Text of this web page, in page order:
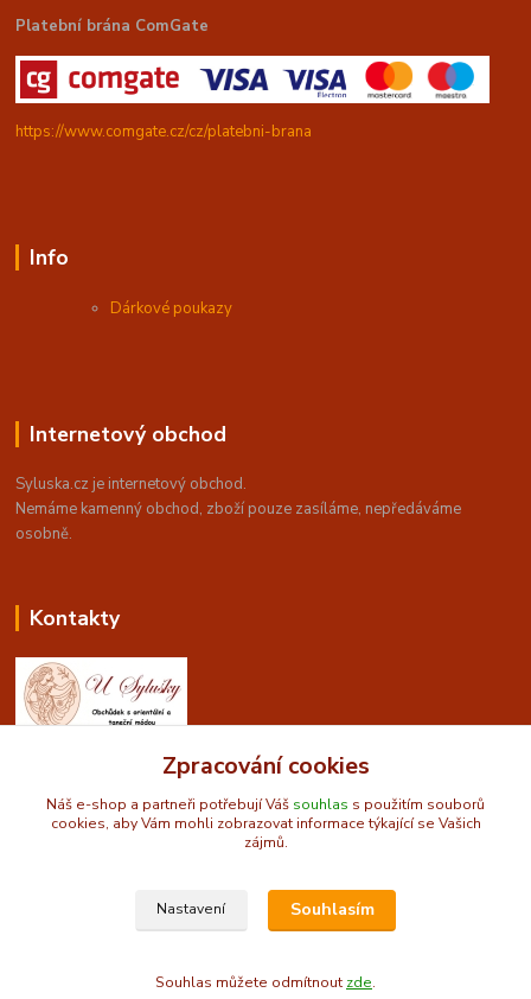
Platební brána ComGate
https://www.comgate.cz/cz/platebni-brana
Info
Dárkové poukazy
Internetový obchod
Syluska.cz je internetový obchod.
Nemáme kamenný obchod, zboží pouze zasíláme, nepředáváme
osobně.
Kontakty
Obchůdek U Sylušky - orientální a taneční móda
© 2009-2025 Syluska.cz
Zpracování cookies
Náš e-shop a partneři potřebují Váš souhlas s použitím souborů
cookies, aby Vám mohli zobrazovat informace týkající se Vašich
zájmů.
Nastavení Souhlasím
Souhlas můžete odmítnout zde.